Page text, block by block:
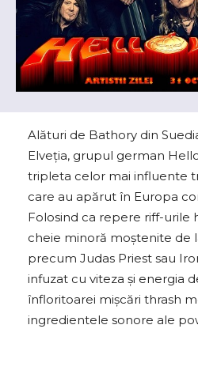
Alături de Bathory din
Elveția, grupul german
tripleta celor mai influente
care au apărut în Europa
Folosind ca repere riff-urile
cheie minoră moștenite de
precum Judas Priest sau
infuzat cu viteza și energia
înfloritoarei mișcări thrash
ingredientele sonore ale